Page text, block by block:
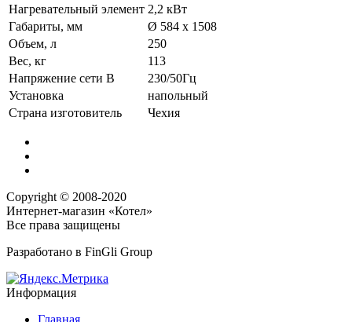
Нагревательный элемент 2,2 кВт
Габариты, мм
Ø 584 x 1508
Объем, л
250
Вес, кг
113
Напряжение сети В
230/50Гц
Установка
напольный
Страна изготовитель
Чехия
Copyright © 2008-2020
Интернет-магазин «Котел»
Все права защищены
Разработано в FinGli Group
Информация